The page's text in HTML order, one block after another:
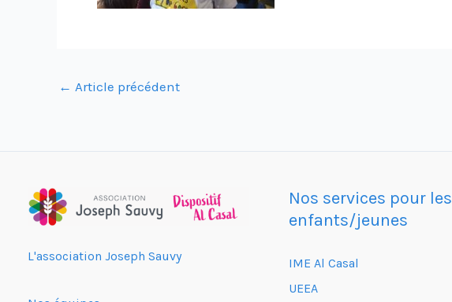
← Article précédent
L'association Joseph Sauvy
Nos services pour les
enfants/jeunes
IME Al Casal
UEEA